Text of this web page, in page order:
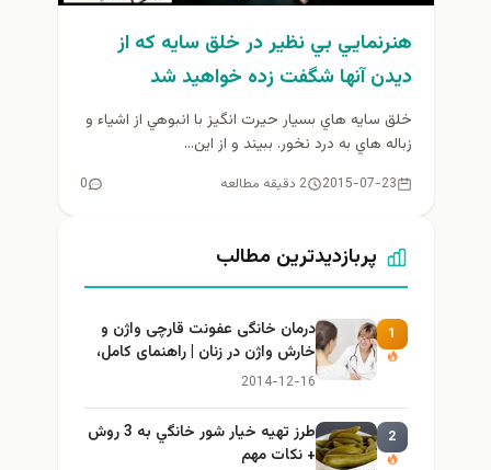
هنرنمايي بي نظير در خلق سايه كه از
ديدن آنها شگفت زده خواهيد شد
خلق سايه هاي بسيار حيرت انگيز با انبوهي از اشياء و
زباله هاي به درد نخور. ببيند و از اين...
2015-07-23 2 دقیقه مطالعه 0
پربازدیدترین مطالب
1
درمان خانگی عفونت قارچی واژن و
خارش واژن در زنان | راهنمای کامل،
ایمن و کاربردی
2014-12-16
2
طرز تهيه خیار شور خانگي به 3 روش
+ نكات مهم